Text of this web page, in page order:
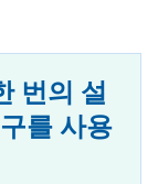
번의 설
를 사용